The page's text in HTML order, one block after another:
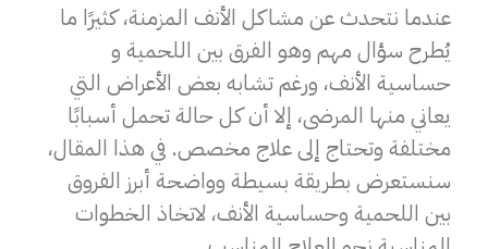
عندما نتحدث عن مشاكل الأنف المزمنة، كثيرًا ما
يُطرح سؤال مهم وهو الفرق بين اللحمية و
حساسية الأنف، ورغم تشابه بعض الأعراض التي
يعاني منها المرضى، إلا أن كل حالة تحمل أسبابًا
مختلفة وتحتاج إلى علاج مخصص. في هذا المقال،
سنستعرض بطريقة بسيطة وواضحة أبرز الفروق
بين اللحمية وحساسية الأنف، لاتخاذ الخطوات